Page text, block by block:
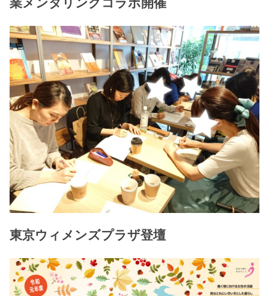
業メンタリングコラボ開催
東京ウィメンズプラザ登壇